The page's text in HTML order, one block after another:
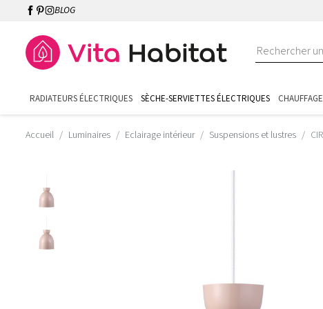
BLOG
RADIATEURS ÉLECTRIQUES SÈCHE-SERVIETTES ÉLECTRIQUES
Accueil Luminaires Eclairage intérieur Suspensions et lustres